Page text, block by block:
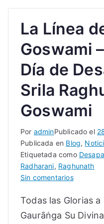
Srila
Das
La Línea
Goswami
Día de
Srila
Goswami
Por adminPublicado el
Publicada en Blog,
Etiquetada como
Radharani, Raghunath
Sin comentariosen
Línea
de
Todas las Glorias a
Gaurāṅga Su